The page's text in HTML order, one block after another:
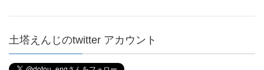
土塔えんじのtwitter アカウント